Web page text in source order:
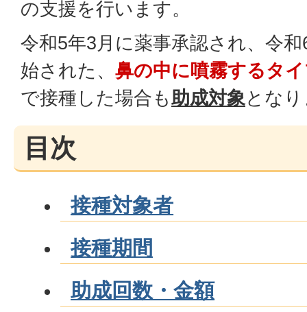
の支援を行います。
令和5年3月に薬事承認され、令
始された、 鼻の中に噴霧するタ
で接種した場合も助成対象とな
目次
接種対象者
接種期間
助成回数・金額